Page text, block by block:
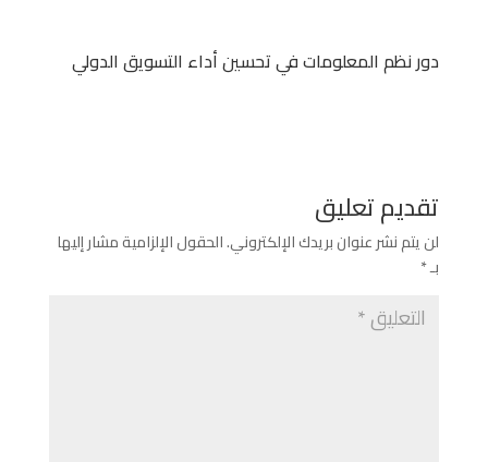
دور نظم المعلومات في تحسين أداء التسويق الدولي
تقديم تعليق
لن يتم نشر عنوان بريدك الإلكتروني.الحقول الإلزامية مشار إليها
بـ*